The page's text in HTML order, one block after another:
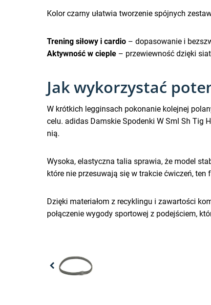
Kolor czarny ułatwia tworzenie spójnych
Trening siłowy i cardio – dopasowanie i
Aktywność w cieple – przewiewność dzięki
Jak wykorzystać
W krótkich legginsach pokonanie kolejnej
celu. adidas Damskie Spodenki W Sml Sh Tig
nią.
Wysoka, elastyczna talia sprawia, że model
które nie przesuwają się w trakcie ćwiczeń,
Dzięki materiałom z recyklingu i zawartości
połączenie wygody sportowej z podejściem,